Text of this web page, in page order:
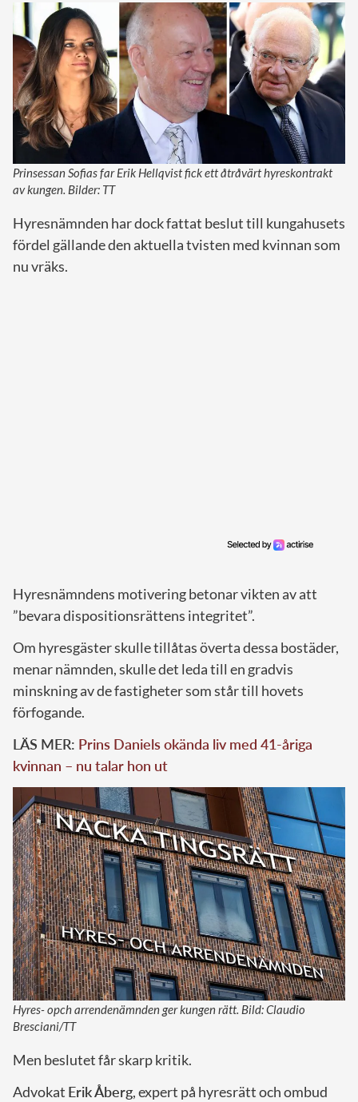
Prinsessan Sofias far Erik Hellqvist fick ett åtråvärt hyreskontrakt
av kungen. Bilder: TT
Hyresnämnden har dock fattat beslut till kungahusets
fördel gällande den aktuella tvisten med kvinnan som
nu vräks.
Hyresnämndens motivering betonar vikten av att
”bevara dispositionsrättens integritet”.
Om hyresgäster skulle tillåtas överta dessa bostäder,
menar nämnden, skulle det leda till en gradvis
minskning av de fastigheter som står till hovets
förfogande.
LÄS MER: Prins Daniels okända liv med 41-åriga
kvinnan – nu talar hon ut
Hyres- opch arrendenämnden ger kungen rätt. Bild: Claudio
Bresciani/TT
Men beslutet får skarp kritik.
Advokat Erik Åberg, expert på hyresrätt och ombud